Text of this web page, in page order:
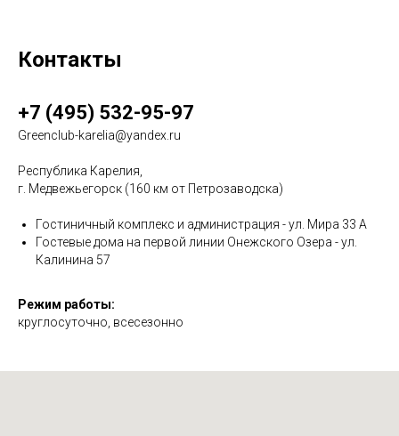
Контакты
+7 (495) 532-95-97
Greenclub-karelia@yandex.ru
Республика Карелия,
г. Медвежьегорск (160 км от Петрозаводска)
Гостиничный комплекс и администрация - ул. Мира 33 А
Гостевые дома на первой линии Онежского Озера - ул.
Калинина 57
Режим работы:
круглосуточно, всесезонно